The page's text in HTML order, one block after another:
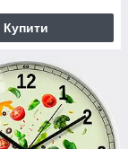
Купити